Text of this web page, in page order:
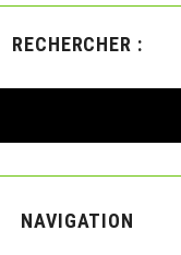
RECHERCHER :
NAVIGATION